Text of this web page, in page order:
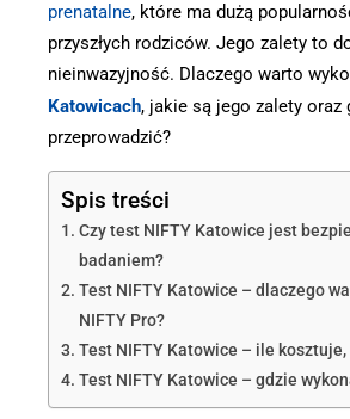
prenatalne, które ma dużą
przyszłych rodziców. Jego zalety to
nieinwazyjność. Dlaczego warto
Katowicach, jakie są jego zalety oraz
przeprowadzić?
Spis treści
Czy test NIFTY Katowice jest
badaniem?
Test NIFTY Katowice – dlaczego
NIFTY Pro?
Test NIFTY Katowice – ile kosztuje,
Test NIFTY Katowice – gdzie